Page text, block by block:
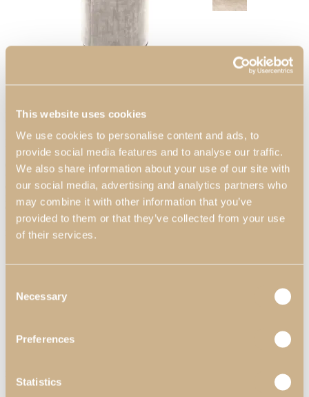
This website uses cookies
We use cookies to personalise content and ads, to
provide social media features and to analyse our traffic.
We also share information about your use of our site with
our social media, advertising and analytics partners who
may combine it with other information that you’ve
provided to them or that they’ve collected from your use
of their services.
Selection
Necessary
Preferences
Statistics
Puff Zenit
Puffs Tapizados
Conozca nuestra selección de puffs tapizados que modernizarán su hogar. Debido a su
versatilidad, nuestros puffs pueden ser insertados en cualquier habitación de su casa como
el hall de entrada, el dormitorio, el salón, entre otros. En Pacheco’s todos los muebles son
personalizables, por lo que podrá personalizar los colores de nuestros pufs para que
combinen con la decoración de su hogar.
Links Útiles
Términos & Condiciones
Sobre Nosotros
Contactos